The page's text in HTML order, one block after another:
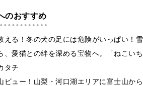
のおすすめ
える！冬の犬の足には危険がいっぱい！
、愛猫との絆を深める宝物へ。「ねこい
タチ​
ビュー！山梨・河口湖エリアに富士山か